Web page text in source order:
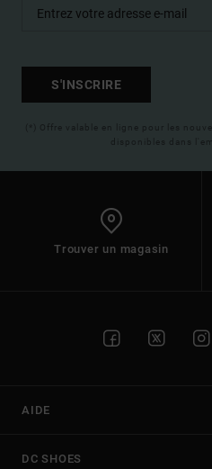
S'INSCRIRE
(*) Offre valable en ligne pour les
disponibles dans
Trouver un magasin
AIDE
DC SHOES